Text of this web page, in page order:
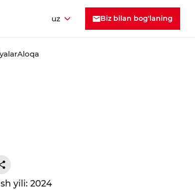
uz Biz bilan bog'laning
Aloqa
yili: 2024